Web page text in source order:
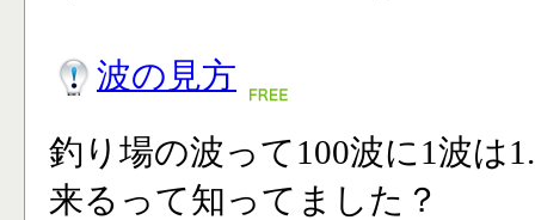
波の見方
釣り場の波って100波に1波は
来るって知ってました？